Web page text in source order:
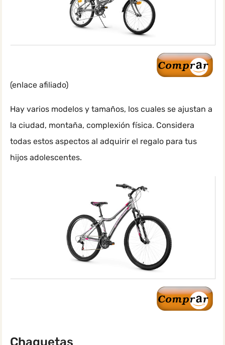
(enlace afiliado)
Hay varios modelos y tamaños, los cuales se ajustan a
la ciudad, montaña, complexión física. Considera
todas estos aspectos al adquirir el regalo para tus
hijos adolescentes.
Chaquetas